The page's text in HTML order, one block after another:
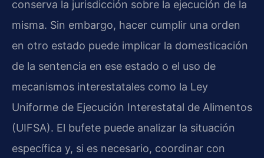
conserva la jurisdicción sobre la ejecución de la
misma. Sin embargo, hacer cumplir una orden
en otro estado puede implicar la domesticación
de la sentencia en ese estado o el uso de
mecanismos interestatales como la Ley
Uniforme de Ejecución Interestatal de Alimentos
(UIFSA). El bufete puede analizar la situación
específica y, si es necesario, coordinar con